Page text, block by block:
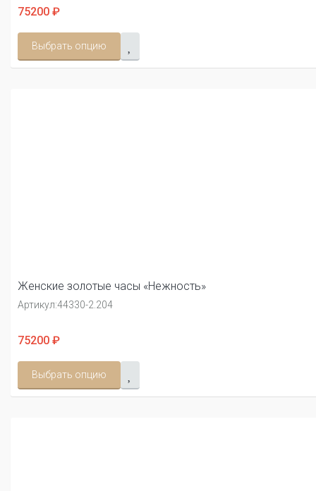
75200 ₽
Выбрать опцию
Женские золотые часы «Нежность»
Артикул:44330-2.204
75200 ₽
Выбрать опцию